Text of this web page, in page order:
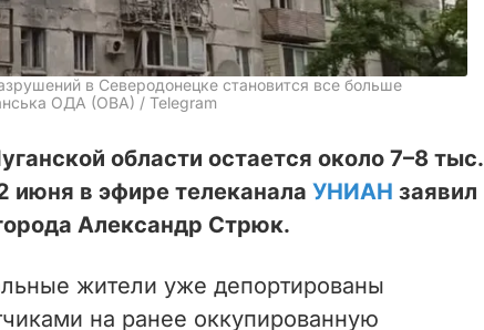
в Северодонецке становится все больше
ОДА (ОВА) / Telegrаm
области остается около 7–8 тыс.
июня в эфире телеканала УНИАН заявил
Александр Стрюк.
жители уже депортированы
на ранее оккупированную